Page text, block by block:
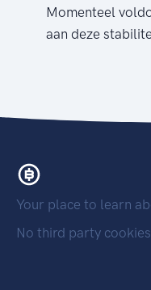
Momenteel
aan deze
Your place to learn
No third party